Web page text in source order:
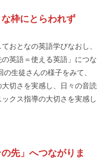
な枠にとらわれず
おとなの英語学びなおし、
英語＝使える英語」につな
生徒さんの様子をみて、
切さを実感し、日々の音読
クス指導の大切さを実感し
先」へつながりま